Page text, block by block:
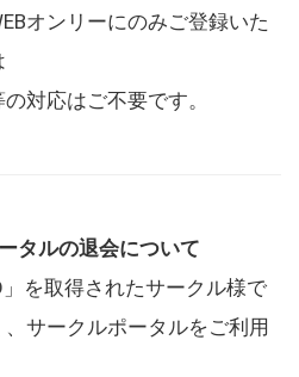
オンリーにのみご登録いた
対応はご不要です。
タルの退会について
」を取得されたサークル様で
サークルポータルをご利用